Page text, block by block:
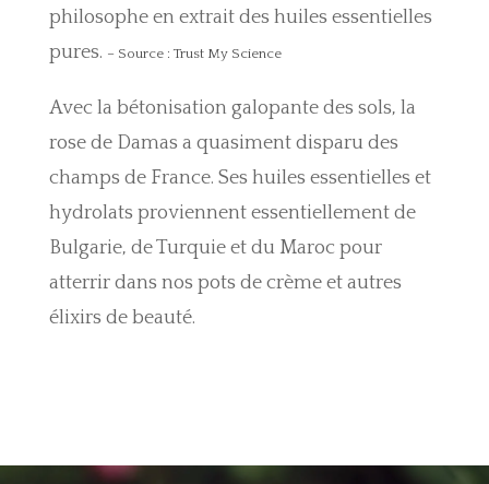
philosophe en extrait des huiles essentielles
pures. – Source : Trust My Science
Avec la bétonisation galopante des sols, la
rose de Damas a quasiment disparu des
champs de France. Ses huiles essentielles et
hydrolats proviennent essentiellement de
Bulgarie, de Turquie et du Maroc pour
atterrir dans nos pots de crème et autres
élixirs de beauté.